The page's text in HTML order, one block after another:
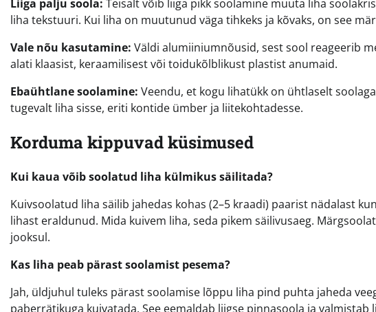
Liiga palju soola: Teisalt võib liiga pikk soolamine muuta liha
liha tekstuuri. Kui liha on muutunud väga tihkeks ja kõvaks, on see
Vale nõu kasutamine: Väldi alumiiniumnõusid, sest sool reageerib
alati klaasist, keraamilisest või toidukõlblikust plastist anumaid.
Ebaühtlane soolamine: Veendu, et kogu lihatükk on ühtlaselt
tugevalt liha sisse, eriti kontide ümber ja liitekohtadesse.
Korduma kippuvad küsimused
Kui kaua võib soolatud liha külmikus säilitada?
Kuivsoolatud liha säilib jahedas kohas (2–5 kraadi) paarist nädalast
lihast eraldunud. Mida kuivem liha, seda pikem säilivusaeg.
jooksul.
Kas liha peab pärast soolamist pesema?
Jah, üldjuhul tuleks pärast soolamise lõppu liha pind puhta jaheda
paberrätikuga kuivatada. See eemaldab liigse pinnasoola ja